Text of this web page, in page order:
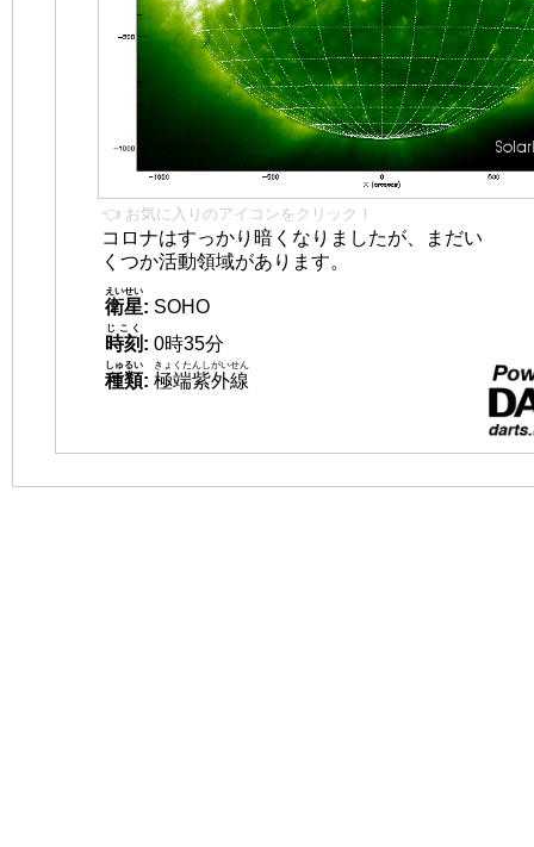
👈 お気に入りのアイコンをクリック！
コロナはすっかり暗くなりましたが、まだい
くつか活動領域があります。
衛星
えいせい
: SOHO
時刻
じこく
: 0時35分
種類
しゅるい
: 極端紫外線
きょくたんしがいせん